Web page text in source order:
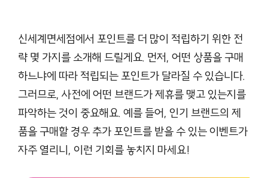
신세계면세점에서 포인트를 더 많이 적립하기 위한 전
략 몇 가지를 소개해 드릴게요. 먼저, 어떤 상품을 구매
하느냐에 따라 적립되는 포인트가 달라질 수 있습니다.
그러므로, 사전에 어떤 브랜드가 제휴를 맺고 있는지를
파악하는 것이 중요해요. 예를 들어, 인기 브랜드의 제
품을 구매할 경우 추가 포인트를 받을 수 있는 이벤트가
자주 열리니, 이런 기회를 놓치지 마세요!